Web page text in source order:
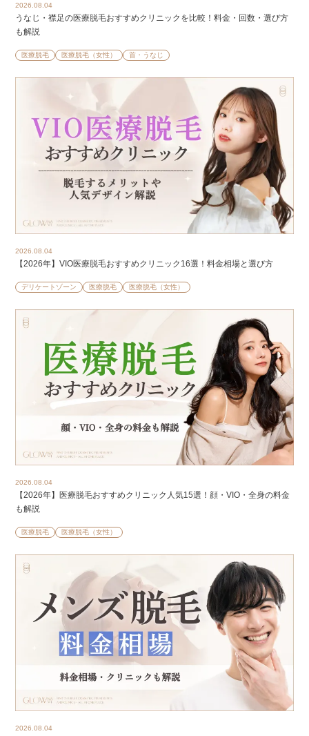
2026.08.04
うなじ・襟足の医療脱毛おすすめクリニックを比較！料金・回数・選び方
も解説
医療脱毛 医療脱毛（女性） 首・うなじ
2026.08.04
【2026年】VIO医療脱毛おすすめクリニック16選！料金相場と選び方
デリケートゾーン 医療脱毛 医療脱毛（女性）
2026.08.04
【2026年】医療脱毛おすすめクリニック人気15選！顔・VIO・全身の料金
も解説
医療脱毛 医療脱毛（女性）
2026.08.04